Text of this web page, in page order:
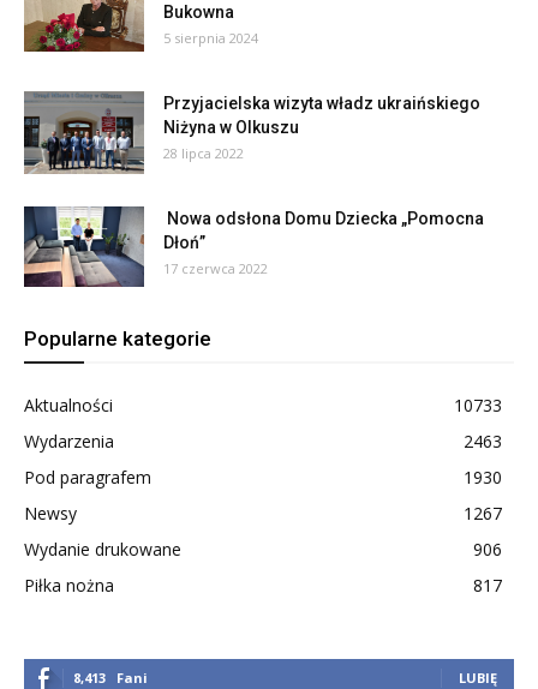
Bukowna
5 sierpnia 2024
Przyjacielska wizyta władz ukraińskiego
Niżyna w Olkuszu
28 lipca 2022
Nowa odsłona Domu Dziecka „Pomocna
Dłoń”
17 czerwca 2022
Popularne kategorie
Aktualności
10733
Wydarzenia
2463
Pod paragrafem
1930
Newsy
1267
Wydanie drukowane
906
Piłka nożna
817
8,413 Fani LUBIĘ